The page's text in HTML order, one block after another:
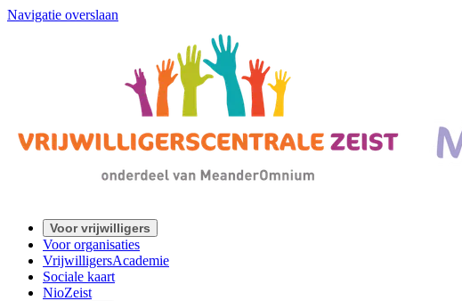
Navigatie overslaan
Voor vrijwilligers
Voor organisaties
VrijwilligersAcademie
Sociale kaart
NioZeist